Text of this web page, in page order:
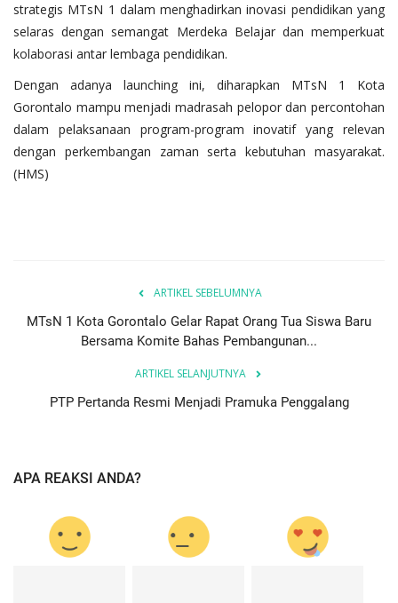
strategis MTsN 1 dalam menghadirkan inovasi pendidikan yang
selaras dengan semangat Merdeka Belajar dan memperkuat
kolaborasi antar lembaga pendidikan.
Dengan adanya launching ini, diharapkan MTsN 1 Kota
Gorontalo mampu menjadi madrasah pelopor dan percontohan
dalam pelaksanaan program-program inovatif yang relevan
dengan perkembangan zaman serta kebutuhan masyarakat.
(HMS)
ARTIKEL SEBELUMNYA
MTsN 1 Kota Gorontalo Gelar Rapat Orang Tua Siswa Baru
Bersama Komite Bahas Pembangunan...
ARTIKEL SELANJUTNYA
PTP Pertanda Resmi Menjadi Pramuka Penggalang
APA REAKSI ANDA?